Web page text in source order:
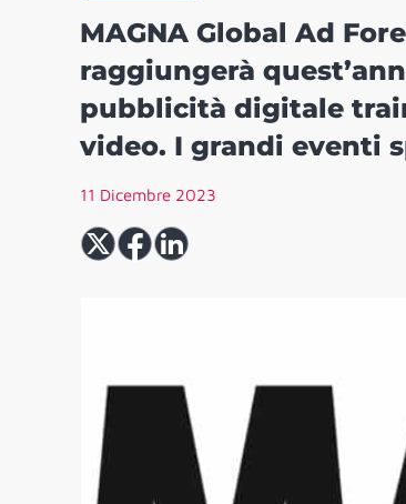
MAGNA Global Ad
raggiungerà
pubblicità digitale
video. I grandi eventi
11 Dicembre 2023